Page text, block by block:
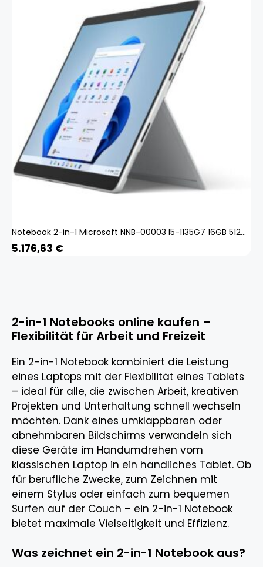
Notebook 2-in-1 Microsoft NNB-00003 I5-1135G7 16GB 512GB SSD Qwerty Spanisch 16 GB RAM 13
5.176,63 €
2-in-1 Notebooks online kaufen –
Flexibilität für Arbeit und Freizeit
Ein 2-in-1 Notebook kombiniert die Leistung
eines Laptops mit der Flexibilität eines Tablets
– ideal für alle, die zwischen Arbeit, kreativen
Projekten und Unterhaltung schnell wechseln
möchten. Dank eines umklappbaren oder
abnehmbaren Bildschirms verwandeln sich
diese Geräte im Handumdrehen vom
klassischen Laptop in ein handliches Tablet. Ob
für berufliche Zwecke, zum Zeichnen mit
einem Stylus oder einfach zum bequemen
Surfen auf der Couch – ein 2-in-1 Notebook
bietet maximale Vielseitigkeit und Effizienz.
Was zeichnet ein 2-in-1 Notebook aus?